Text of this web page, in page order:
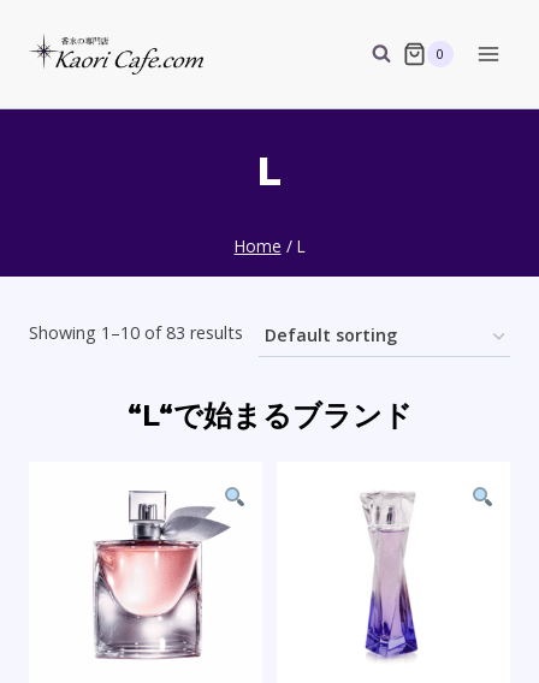
0
L
Home / L
Showing 1–10 of 83 results
“L“で始まるブランド